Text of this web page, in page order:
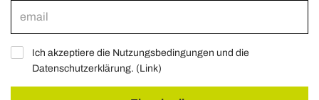
Ich akzeptiere die Nutzungsbedingungen und die
Datenschutzerklärung. (Link)